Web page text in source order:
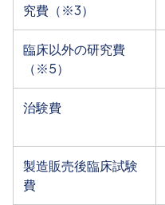
究費（※3）
臨床以外の研究費
（※5）
治験費
製造販売後臨床試験
費